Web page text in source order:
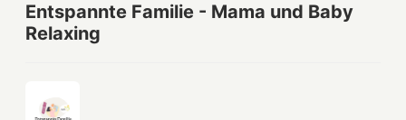
Entspannte Familie - Mama und Baby
Relaxing